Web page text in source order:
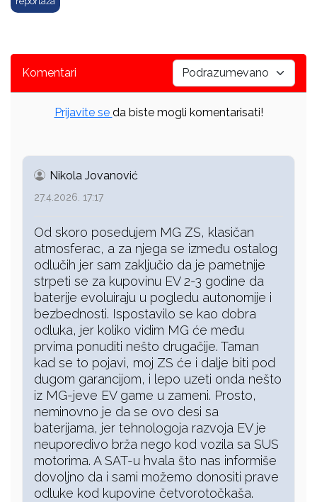
Komentari
Prijavite se da biste mogli komentarisati!
Nikola Jovanović
27.4.2026. 17:17
Od skoro posedujem MG ZS, klasičan
atmosferac, a za njega se između ostalog
odlučih jer sam zaključio da je pametnije
strpeti se za kupovinu EV 2-3 godine da
baterije evoluiraju u pogledu autonomije i
bezbednosti. Ispostavilo se kao dobra
odluka, jer koliko vidim MG će među
prvima ponuditi nešto drugačije. Taman
kad se to pojavi, moj ZS će i dalje biti pod
dugom garancijom, i lepo uzeti onda nešto
iz MG-jeve EV game u zameni. Prosto,
neminovno je da se ovo desi sa
baterijama, jer tehnologoja razvoja EV je
neuporedivo brža nego kod vozila sa SUS
motorima. A SAT-u hvala što nas informiše
dovoljno da i sami možemo donositi prave
odluke kod kupovine četvorotočkaša.